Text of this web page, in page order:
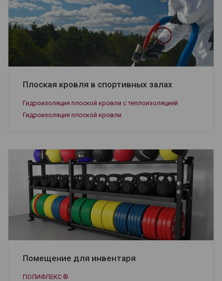
Плоская кровля в спортивных залах
Гидроизоляция плоской кровли c теплоизоляцией
Гидроизоляция плоской кровли
Помещение для инвентаря
ПОЛИФЛЕКС ®